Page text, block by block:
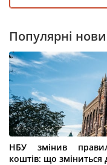
Популярні
НБУ змінив
коштів: що зміниться